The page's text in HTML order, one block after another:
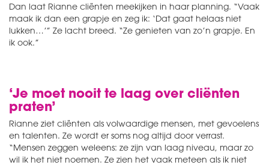
Dan laat Rianne cliënten meekijken in haar planning. “Vaak
maak ik dan een grapje en zeg ik: ‘Dat gaat helaas niet
lukken…’” Ze lacht breed. “Ze genieten van zo’n grapje. En
ik ook.”
‘Je moet nooit te laag over cliënten
praten’
Rianne ziet cliënten als volwaardige mensen, met gevoelens
en talenten. Ze wordt er soms nog altijd door verrast.
“Mensen zeggen weleens: ze zijn van laag niveau, maar zo
wil ik het niet noemen. Ze zien het vaak meteen als ik niet